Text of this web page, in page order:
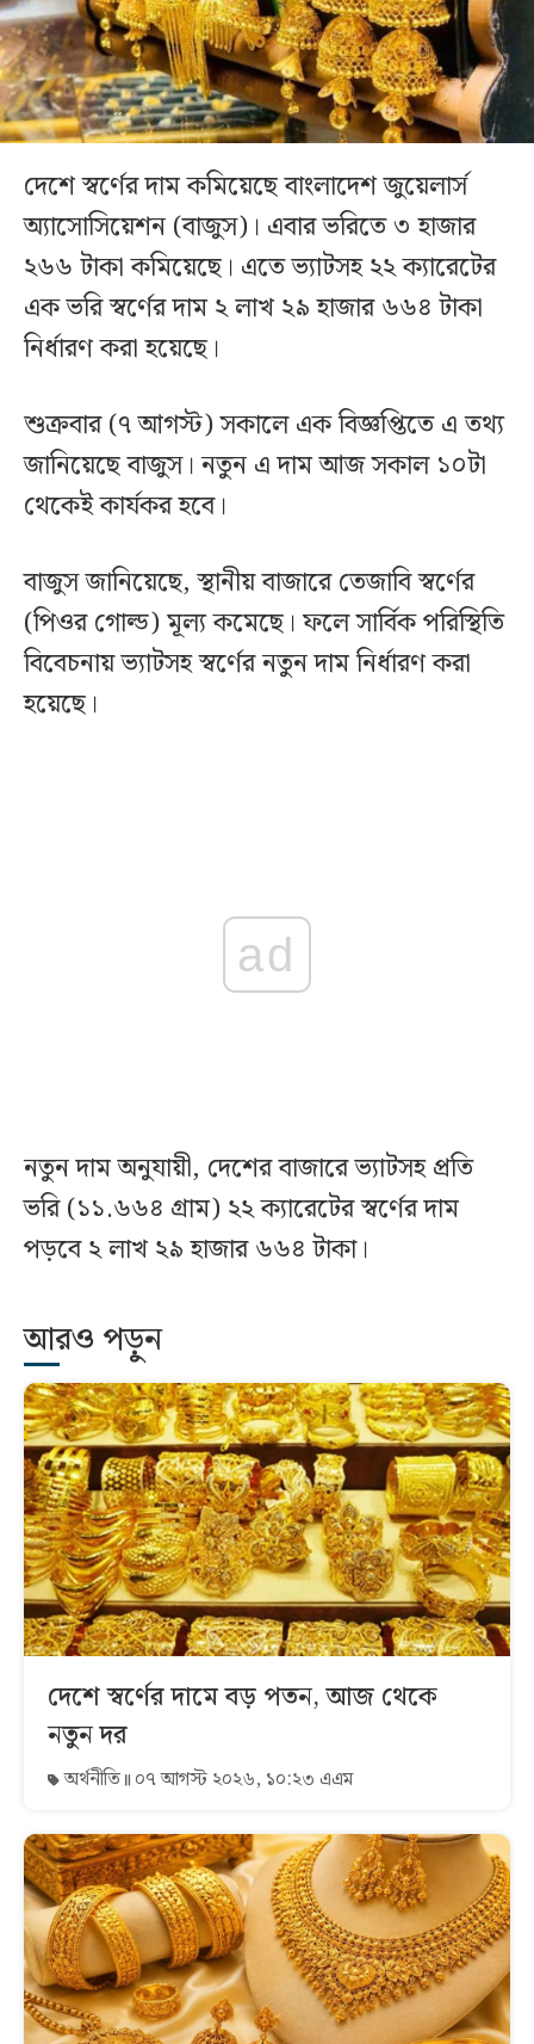
দেশে স্বর্ণের দাম কমিয়েছে বাংলাদেশ জুয়েলার্স
অ্যাসোসিয়েশন (বাজুস)। এবার ভরিতে ৩ হাজার
২৬৬ টাকা কমিয়েছে। এতে ভ্যাটসহ ২২ ক্যারেটের
এক ভরি স্বর্ণের দাম ২ লাখ ২৯ হাজার ৬৬৪ টাকা
নির্ধারণ করা হয়েছে।
শুক্রবার (৭ আগস্ট) সকালে এক বিজ্ঞপ্তিতে এ তথ্য
জানিয়েছে বাজুস। নতুন এ দাম আজ সকাল ১০টা
থেকেই কার্যকর হবে।
বাজুস জানিয়েছে, স্থানীয় বাজারে তেজাবি স্বর্ণের
(পিওর গোল্ড) মূল্য কমেছে। ফলে সার্বিক পরিস্থিতি
বিবেচনায় ভ্যাটসহ স্বর্ণের নতুন দাম নির্ধারণ করা
হয়েছে।
ad
নতুন দাম অনুযায়ী, দেশের বাজারে ভ্যাটসহ প্রতি
ভরি (১১.৬৬৪ গ্রাম) ২২ ক্যারেটের স্বর্ণের দাম
পড়বে ২ লাখ ২৯ হাজার ৬৬৪ টাকা।
আরও পড়ুন
দেশে স্বর্ণের দামে বড় পতন, আজ থেকে
নতুন দর
অর্থনীতি ০৭ আগস্ট ২০২৬, ১০:২৩ এএম